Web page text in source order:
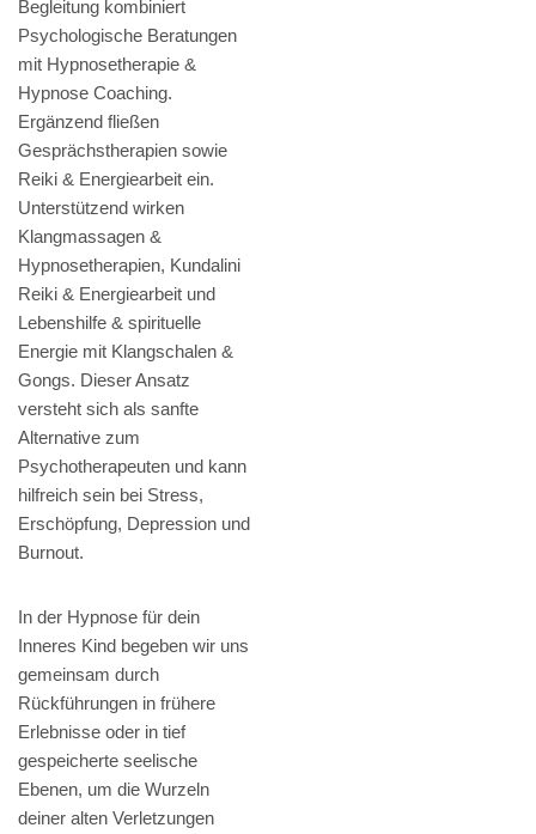
Begleitung kombiniert
Psychologische Beratungen
mit Hypnosetherapie &
Hypnose Coaching.
Ergänzend fließen
Gesprächstherapien sowie
Reiki & Energiearbeit ein.
Unterstützend wirken
Klangmassagen &
Hypnosetherapien, Kundalini
Reiki & Energiearbeit und
Lebenshilfe & spirituelle
Energie mit Klangschalen &
Gongs. Dieser Ansatz
versteht sich als sanfte
Alternative zum
Psychotherapeuten und kann
hilfreich sein bei Stress,
Erschöpfung, Depression und
Burnout.
In der Hypnose für dein
Inneres Kind begeben wir uns
gemeinsam durch
Rückführungen in frühere
Erlebnisse oder in tief
gespeicherte seelische
Ebenen, um die Wurzeln
deiner alten Verletzungen